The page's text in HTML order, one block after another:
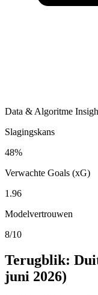
Data & Algoritme
Slagingskans
48%
Verwachte Goals (xG)
1.96
Modelvertrouwen
8/10
Terugblik:
juni 2026)